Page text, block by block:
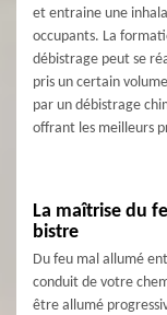
et entraine une
occupants. La
débistrage peut se
pris un certain
par un débistrage
offrant les meilleurs
La maîtrise du
bistre
Du feu mal allumé
conduit de votre
être allumé